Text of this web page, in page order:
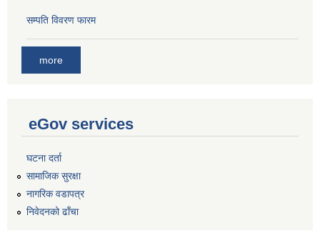
सम्पति विवरण फारम
more
eGov services
घटना दर्ता
सामाजिक सुरक्षा
नागरिक वडापत्र
निवेदनको ढाँचा